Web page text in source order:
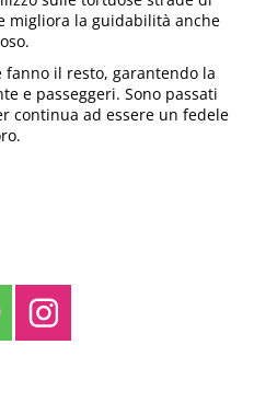
migliora la guidabilità anche
fanno il resto, garantendo la
e passeggeri. Sono passati
continua ad essere un fedele